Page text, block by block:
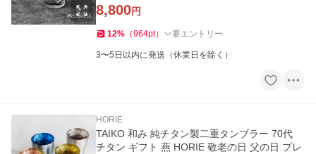
8,800円
12% （964pt） 要エントリー
3〜5日以内に発送（休業日を除く）
HORIE
TAIKO 和み 純チタン製二重タンブラー 70代
チタン ギフト 燕 HORIE 敬老の日 父の日 プレ